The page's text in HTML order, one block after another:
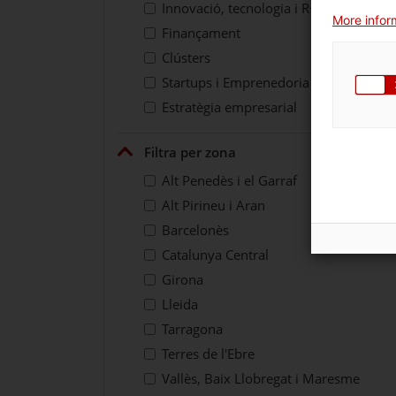
Innovació, tecnologia i R+D
Finançament
Clústers
Startups i Emprenedoria
Estratègia empresarial
Filtra per zona
Alt Penedès i el Garraf
Alt Pirineu i Aran
Barcelonès
Catalunya Central
Girona
Lleida
Tarragona
Terres de l'Ebre
Vallès, Baix Llobregat i Maresme
More